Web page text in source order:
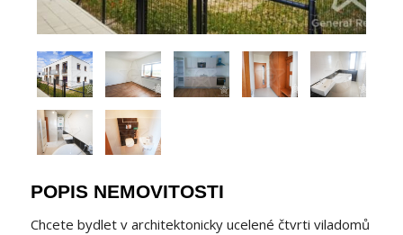
POPIS NEMOVITOSTI
Chcete bydlet v architektonicky ucelené čtvrti viladomů